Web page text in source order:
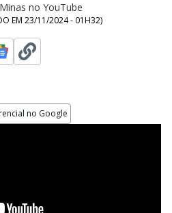
no YouTube
EM 23/11/2024 - 01H32)
no Google